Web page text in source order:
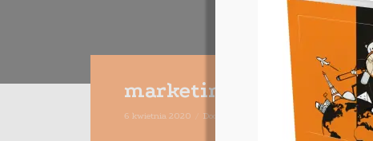
marketing-tu-i-teraz
6 kwietnia 2020 Dodaj komentarz Maciej Dutko 1